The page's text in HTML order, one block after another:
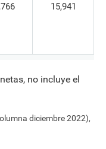
15,941
no incluye el
diciembre 2022),